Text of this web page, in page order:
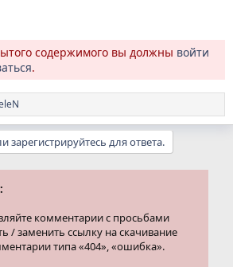
содержимого вы должны войти
.
зарегистрируйтесь для ответа.
комментарии с просьбами
/ заменить ссылку на скачивание
типа «404», «ошибка».